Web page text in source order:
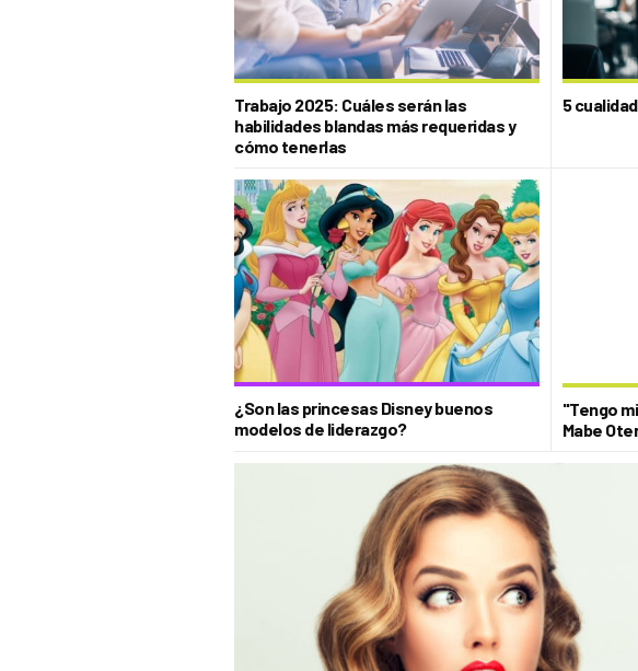
Trabajo 2025: Cuáles serán las
habilidades blandas más requeridas y
cómo tenerlas
5
¿Son las princesas Disney buenos
modelos de liderazgo?
"Tengo
Mabe